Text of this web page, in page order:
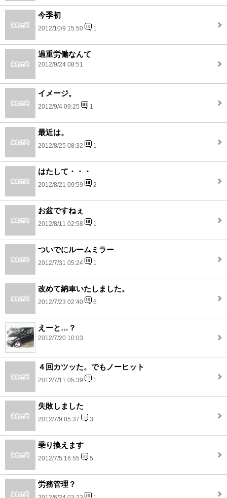
今季初
2012/10/9 15:50 1
過重労働なんて
2012/9/24 08:51
イメージ。
2012/9/4 09:25 1
最近は。
2012/8/25 08:32 1
はたして・・・
2012/8/21 09:59 2
お盆ですねぇ
2012/8/11 02:58 1
ついでにルームミラー
2012/7/31 05:24 1
改めて納車いたしました。
2012/7/23 02:40 6
えーと…？
2012/7/20 10:03
４回カツッた。でもノーヒット
2012/7/11 05:39 1
失敗しました
2012/7/9 05:37 3
乗り換えます
2012/7/5 16:55 5
労務管理？